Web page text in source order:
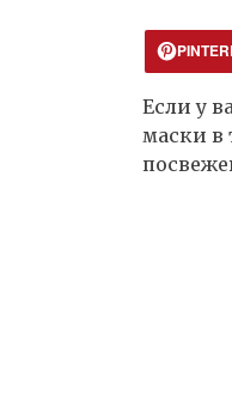
Если у
маски в